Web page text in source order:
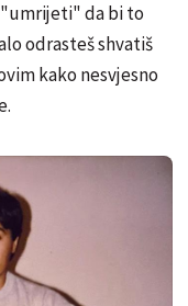
da bi to
odrasteš shvatiš
kako nesvjesno